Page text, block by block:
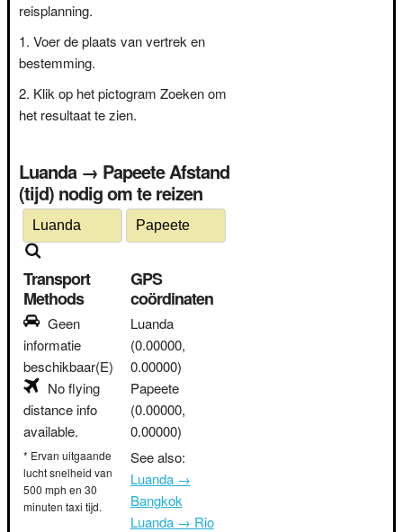
reisplanning.
Voer de plaats van vertrek en
bestemming.
Klik op het pictogram Zoeken om
het resultaat te zien.
Luanda → Papeete Afstand
(tijd) nodig om te reizen
Transport
Methods
Geen
informatie
beschikbaar(E)
No flying
distance info
available.
* Ervan uitgaande
lucht snelheid van
500 mph en 30
minuten taxi tijd.
GPS
coördinaten
Luanda
(0.00000,
0.00000)
Papeete
(0.00000,
0.00000)
See also:
Luanda →
Bangkok
Luanda → Rio